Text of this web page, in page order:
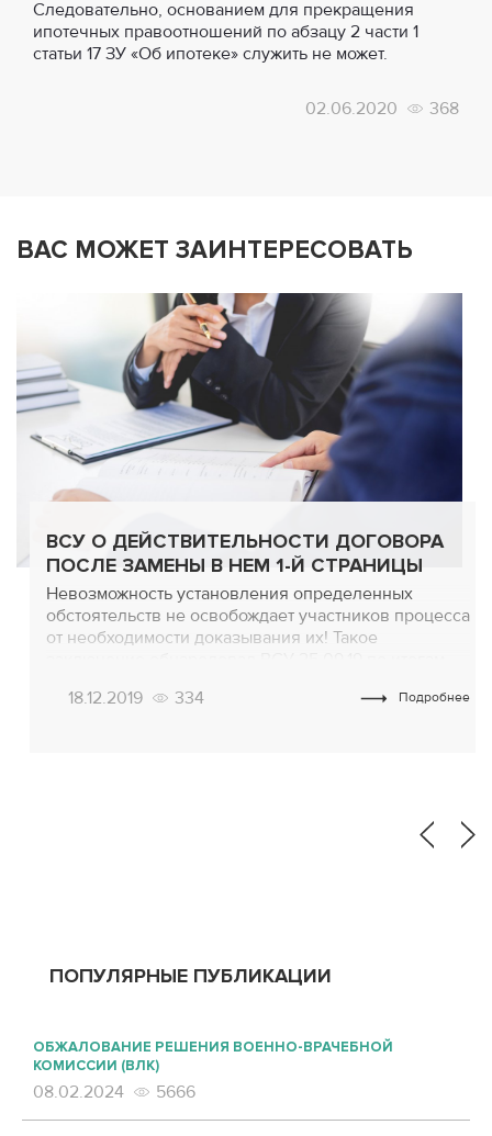
Следовательно, основанием для прекращения
ипотечных правоотношений по абзацу 2 части 1
статьи 17 ЗУ «Об ипотеке» служить не может.
02.06.2020 368
ВАС МОЖЕТ ЗАИНТЕРЕСОВАТЬ
ВСУ О ДЕЙСТВИТЕЛЬНОСТИ ДОГОВОРА
ПОСЛЕ ЗАМЕНЫ В НЕМ 1-Й СТРАНИЦЫ
Невозможность установления определенных
обстоятельств не освобождает участников процесса
от необходимости доказывания их! Такое
спора стала замена в договоре первой страницы
18.12.2019 334 Подробнее
ПОПУЛЯРНЫЕ ПУБЛИКАЦИИ
ОБЖАЛОВАНИЕ РЕШЕНИЯ ВОЕННО-ВРАЧЕБНОЙ
КОМИССИИ (ВЛК)
08.02.2024 5666